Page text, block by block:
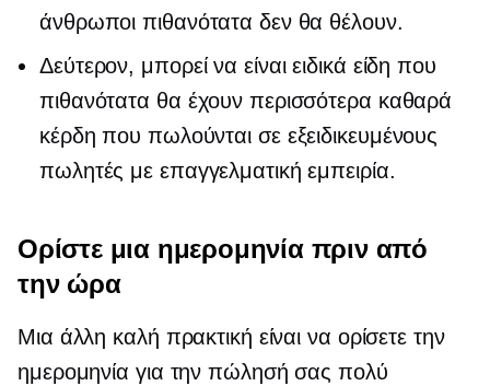
άνθρωποι πιθανότατα δεν θα θέλουν.
Δεύτερον, μπορεί να είναι ειδικά είδη που
πιθανότατα θα έχουν περισσότερα καθαρά
κέρδη που πωλούνται σε εξειδικευμένους
πωλητές με επαγγελματική εμπειρία.
Ορίστε μια ημερομηνία πριν από
την ώρα
Μια άλλη καλή πρακτική είναι να ορίσετε την
ημερομηνία για την πώλησή σας πολύ